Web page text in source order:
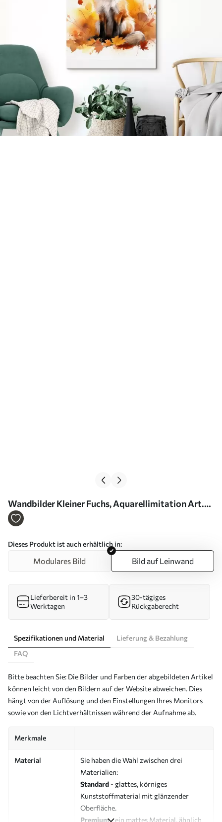
Wandbilder Kleiner Fuchs, Aquarellimitation Art.
s46768
Dieses Produkt ist auch erhältlich in:
Modulares Bild Bild auf Leinwand
Lieferbereit in 1–3
Werktagen
30-tägiges
Rückgaberecht
Spezifikationen und Material
Lieferung & Bezahlung
FAQ
Bitte beachten Sie: Die Bilder und Farben der abgebildeten Artikel
können leicht von den Bildern auf der Website abweichen. Dies
hängt von der Auflösung und den Einstellungen Ihres Monitors
sowie von den Lichtverhältnissen während der Aufnahme ab.
Merkmale
Material
Sie haben die Wahl zwischen drei
Materialien:
Standard - glattes, körniges
Kunststoffmaterial mit glänzender
Oberfläche.
Premium- ein mattes Material, ähnlich